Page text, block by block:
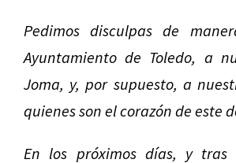
Pedimos disculpas de
Ayuntamiento de Toledo, a
Joma, y, por supuesto, a
quienes son el corazón de este
En los próximos días, y tras